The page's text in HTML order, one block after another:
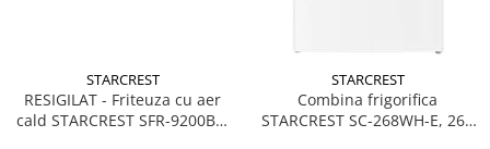
STARCREST
RESIGILAT - Friteuza cu aer
cald STARCREST SFR-9200BK,
STARCREST
Combina frigorifica
STARCREST SC-268WH-E, 268